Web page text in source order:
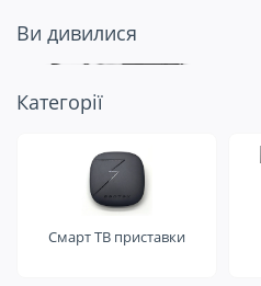
Ви дивилися
Подивіться ще
на це
Категорії
Смарт ТВ приставки